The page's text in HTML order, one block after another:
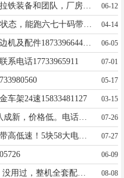
废铁回收，上门收货，专业拉铁装备和团队，厂房拆除，棚子拆除，有需要打电话，14730595000，千儿八百斤以下的勿扰（车间棚子除外） 06-12
出售九号电动车MZmix新车状态，能跑六七十码带绿牌价格便宜电话15794569697 04-14
大量全新机和二手缝纫机锁边机及配件18733966440徐家河小区对过门市或者农场振城国际全国包邮，终身免费售后 06-05
系电话17733965911 07-01
05-17
车架24速15833481127 03-15
出售车间内5吨行车一台，八成新，价格低。电话：13180282286 07-26
出售一辆电动三轮车斗1米8带高低速！5块58大电池跑100里地左右2400元墨迹勿扰19103229880 07-27
06-09
全新 500 型 电缆钢带分切机，没用过，整机全套配件齐全，无磕碰无磨损，有意联系 18733922282 08-08